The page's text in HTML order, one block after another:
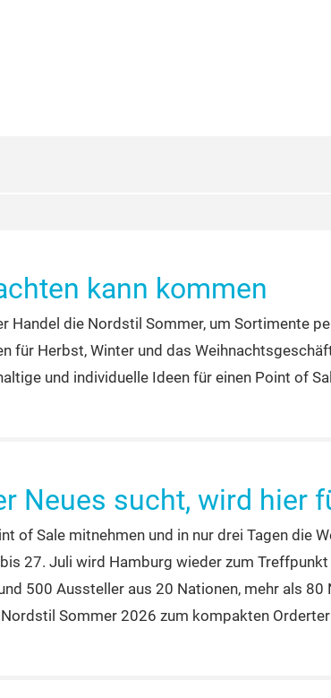
kann kommen
Handel die Nordstil Sommer, um Sortimente
für Herbst, Winter und das
und individuelle Ideen für einen Point of
Neues sucht, wird hier
of Sale mitnehmen und in nur drei Tagen die
27. Juli wird Hamburg wieder zum
500 Aussteller aus 20 Nationen, mehr als
Sommer 2026 zum kompakten